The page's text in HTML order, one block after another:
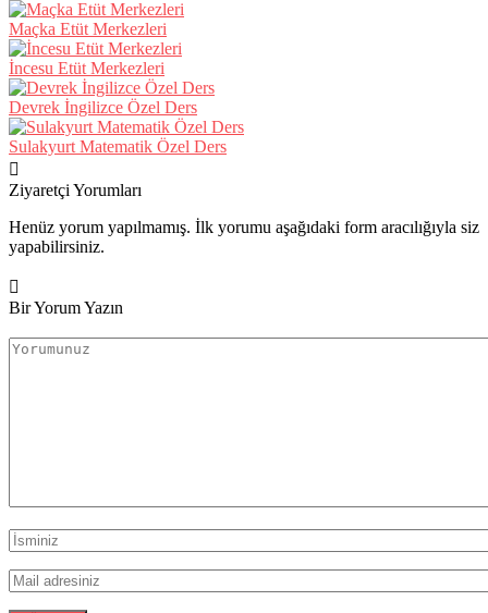
Maçka Etüt Merkezleri
İncesu Etüt Merkezleri
Devrek İngilizce Özel Ders
Sulakyurt Matematik Özel Ders
Ziyaretçi Yorumları
Henüz yorum yapılmamış. İlk yorumu aşağıdaki form aracılığıyla siz
yapabilirsiniz.
Bir Yorum Yazın